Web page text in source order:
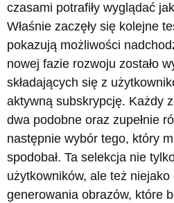
czasami potrafiły wyglądać
Właśnie zaczęły się kolejne
pokazują możliwości
nowej fazie rozwoju zostało
składających się z
aktywną subskrypcję. Każdy
dwa podobne oraz zupełnie
następnie wybór tego, który
spodobał. Ta selekcja nie
użytkowników, ale też niejako
generowania obrazów, które